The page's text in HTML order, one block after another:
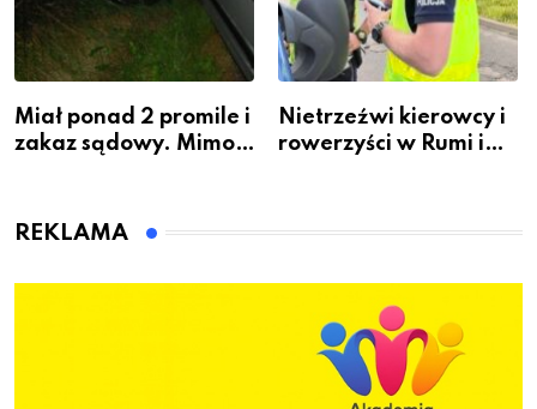
Miał ponad 2 promile i
zakaz sądowy. Mimo
Bolszewie i uderzył w
Nietrzeźwi kierowcy i
rowerzyści w Rumi i
REKLAMA